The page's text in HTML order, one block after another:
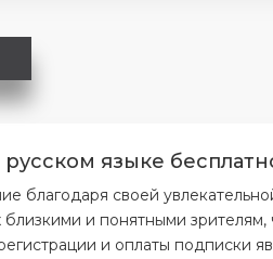
языке
благодаря своей
и понятными зрителям,
и оплаты подписки